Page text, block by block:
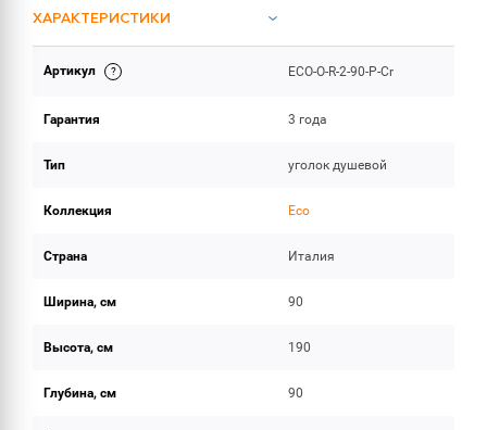
ХАРАКТЕРИСТИКИ
ОБЪЕМ ПОСТАВКИ
Артикул ECO-O-R-2-90-P-Cr
Гарантия 3 года
Тип уголок душевой
Коллекция Eco
Страна Италия
Ширина, см 90
Высота, см 190
Глубина, см 90